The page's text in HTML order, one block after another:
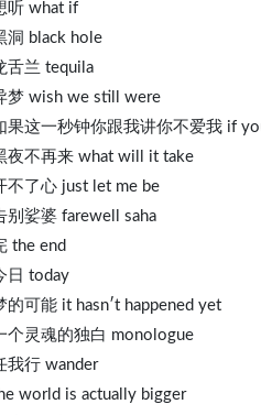
听 what if
洞 black hole
舌兰 tequila
梦 wish we still were
果这一秒钟你跟我讲你不爱我 if
夜不再来 what will it take
不了心 just let me be
别娑婆 farewell saha
the end
日 today
的可能 it hasn′t happened yet
个灵魂的独白 monologue
我行 wander
world is actually bigger